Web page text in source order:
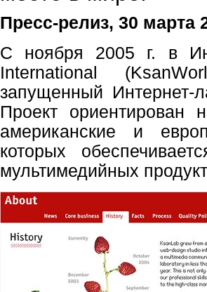
Пресс-релиз, 30 марта
С ноября 2005 г. в
International
запущенный Интернет-
Проект ориентирован
американские и
которых
мультимедийных